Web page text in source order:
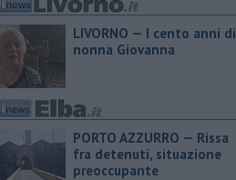
LIVORNO — I cento anni di
nonna Giovanna
PORTO AZZURRO — Rissa
fra detenuti, situazione
preoccupante